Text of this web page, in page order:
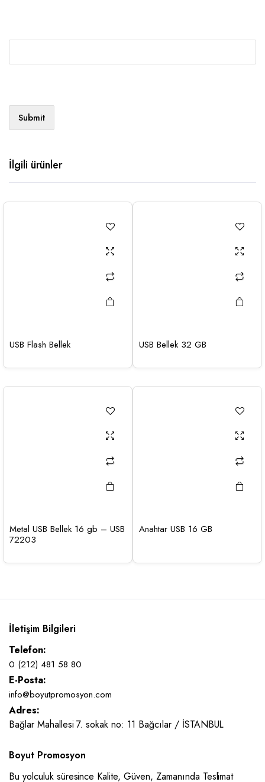
İlgili ürünler
USB Flash Bellek USB Bellek 32 GB
Metal USB Bellek 16 gb – USB
72203
Anahtar USB 16 GB
İletişim Bilgileri
Telefon:
0 (212) 481 58 80
E-Posta:
info@boyutpromosyon.com
Adres:
Bağlar Mahallesi 7. sokak no: 11 Bağcılar / İSTANBUL
Boyut Promosyon
Bu yolculuk süresince Kalite, Güven, Zamanında Teslimat